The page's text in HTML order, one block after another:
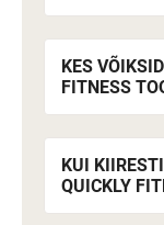
KES
FITNESS
KUI
QUICKLY